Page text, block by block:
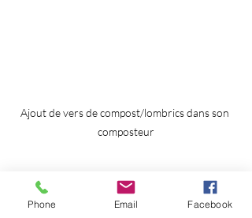
Ajout de vers de compost/lombrics dans son
composteur
Phone Email Facebook